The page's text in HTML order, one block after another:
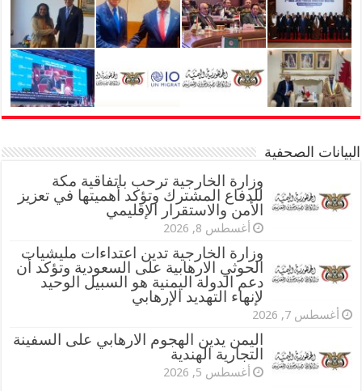
البيانات الصحفية
وزارة الخارجية ترحب باتفاقية مكة
للدفاع المشترك وتؤكد أهميتها في تعزيز
الأمن والاستقرار الإقليمي
أغسطس 8, 2026
وزارة الخارجية تدين اعتداءات مليشيات
الحوثي الارهابية على السعودية وتؤكد أن
دعم الدولة اليمنية هو السبيل الوحيد
لإنهاء التهديد الإرهابي
أغسطس 7, 2026
اليمن يدين الهجوم الارهابي على السفينة
التجارية الهندية
أغسطس 5, 2026